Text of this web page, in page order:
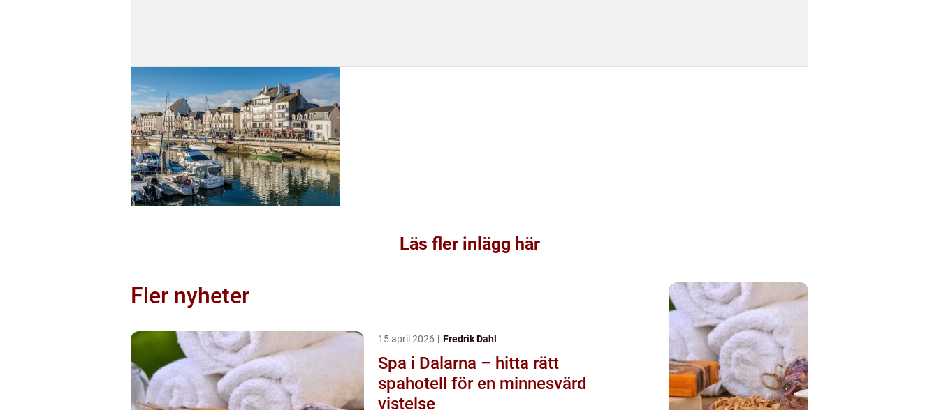
Läs fler inlägg här
Fler nyheter
15 april 2026 Fredrik Dahl
Spa i Dalarna – hitta rätt
spahotell för en minnesvärd
vistelse